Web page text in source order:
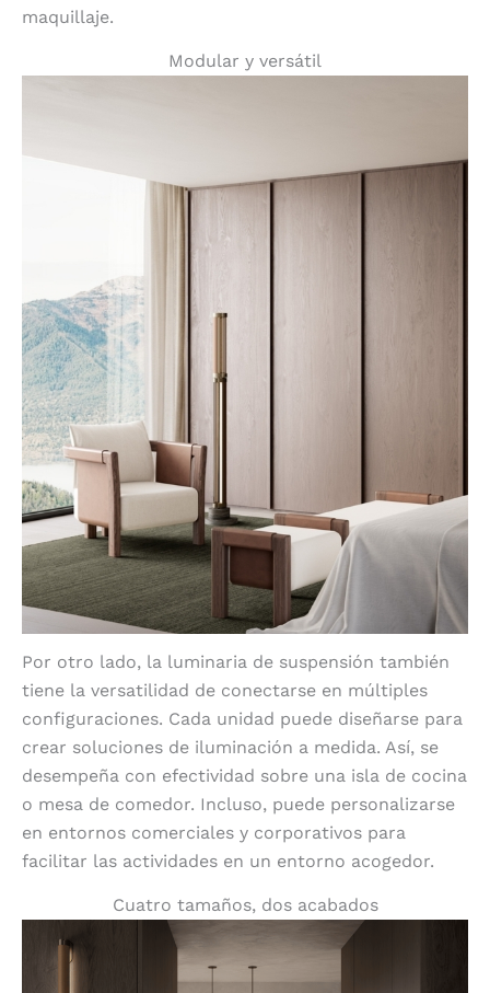
maquillaje.
Modular y versátil
Por otro lado, la luminaria de suspensión también
tiene la versatilidad de conectarse en múltiples
configuraciones. Cada unidad puede diseñarse para
crear soluciones de iluminación a medida. Así, se
desempeña con efectividad sobre una isla de cocina
o mesa de comedor. Incluso, puede personalizarse
en entornos comerciales y corporativos para
facilitar las actividades en un entorno acogedor.
Cuatro tamaños, dos acabados